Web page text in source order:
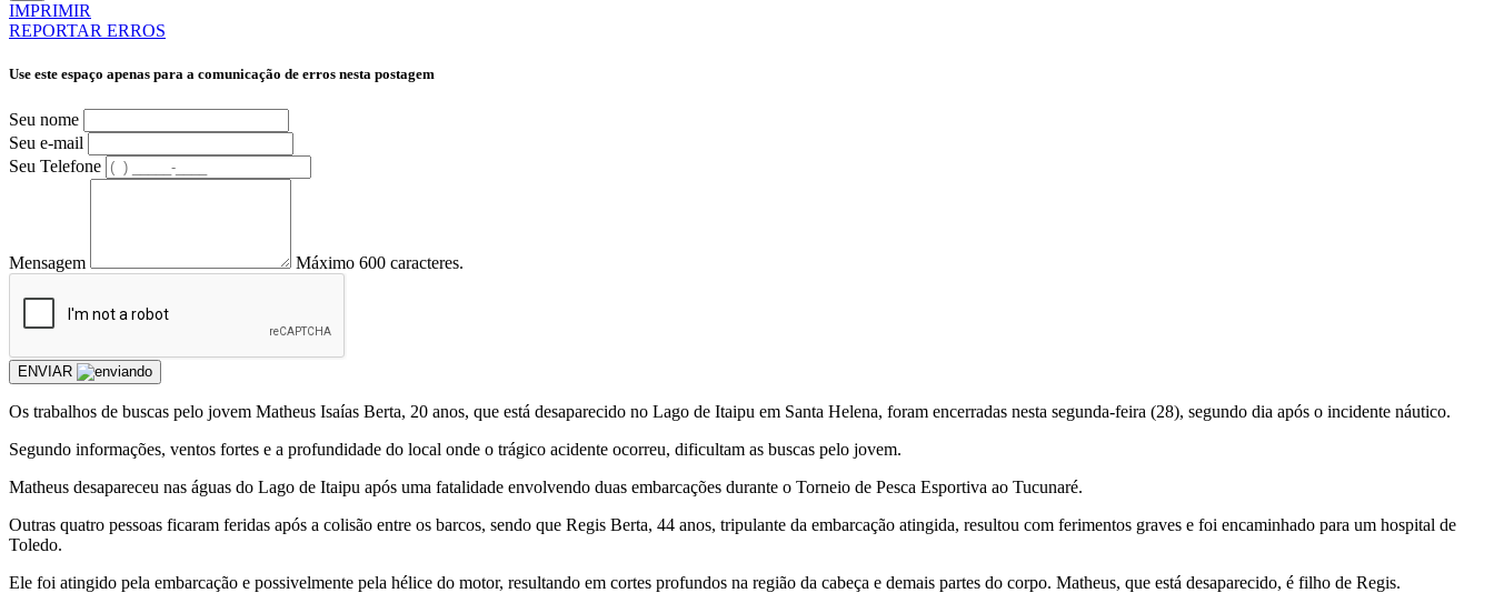
IMPRIMIR
REPORTAR ERROS
Use este espaço apenas para a comunicação de erros nesta postagem
Seu nome
Seu e-mail
Seu Telefone
Mensagem Máximo 600 caracteres.
ENVIAR
Os trabalhos de buscas pelo jovem Matheus Isaías Berta, 20 anos, que está desaparecido no Lago de Itaipu em Santa Helena, foram encerradas nesta segunda-feira (28), segundo dia após o incidente náutico.
Segundo informações, ventos fortes e a profundidade do local onde o trágico acidente ocorreu, dificultam as buscas pelo jovem.
Matheus desapareceu nas águas do Lago de Itaipu após uma fatalidade envolvendo duas embarcações durante o Torneio de Pesca Esportiva ao Tucunaré.
Outras quatro pessoas ficaram feridas após a colisão entre os barcos, sendo que Regis Berta, 44 anos, tripulante da embarcação atingida, resultou com ferimentos graves e foi encaminhado para um hospital de
Toledo.
Ele foi atingido pela embarcação e possivelmente pela hélice do motor, resultando em cortes profundos na região da cabeça e demais partes do corpo. Matheus, que está desaparecido, é filho de Regis.